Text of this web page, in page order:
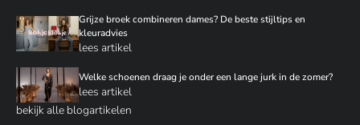
Grijze broek combineren dames? De beste stijltips en
kleuradvies
lees artikel
Welke schoenen draag je onder een lange jurk in de zomer?
lees artikel
bekijk alle blogartikelen